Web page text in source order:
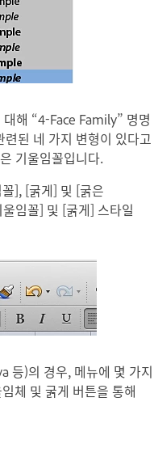
해 “4-Face Family” 명명
된 네 가지 변형이 있다고
기울임꼴입니다.
], [굵게] 및 [굵은
임꼴] 및 [굵게] 스타일
등)의 경우, 메뉴에 몇 가지
체 및 굵게 버튼을 통해